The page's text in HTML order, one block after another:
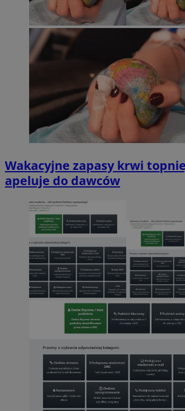
Wakacyjne zapasy krwi
apeluje do dawców